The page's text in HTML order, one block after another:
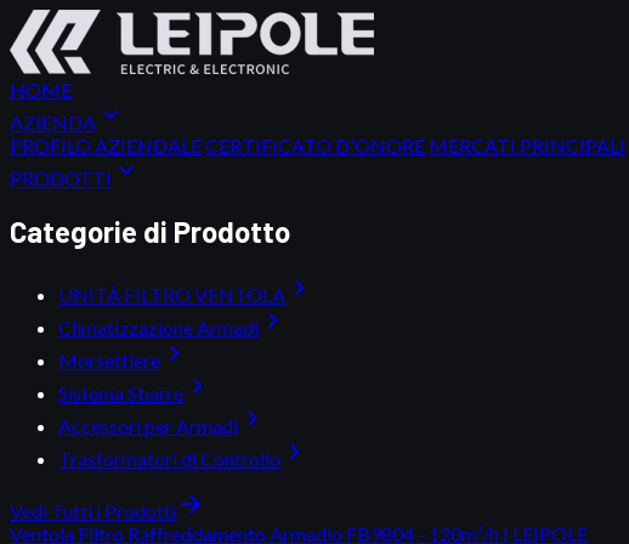
HOME
AZIENDA expand_more
PROFILO AZIENDALECERTIFICATO D'ONORE MERCATI PRINCIPALI
PRODOTTI expand_more
Categorie di Prodotto
UNITÀ FILTRO VENTOLA chevron_right
Climatizzazione Armadi chevron_right
Morsettiere chevron_right
Sistema Sbarre chevron_right
Accessori per Armadi chevron_right
Trasformatori di Controllo chevron_right
Vedi Tutti i Prodotti arrow_forward
Ventola Filtro Raffreddamento Armadio FB9804 - 120m³/h | LEIPOLE